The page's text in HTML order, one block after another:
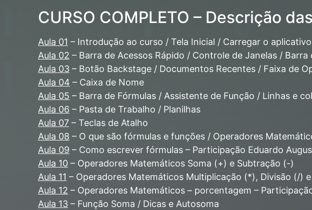
CURSO COMPLETO – Descrição
Aula 01 – Introdução ao curso / Tela Inicial / Carregar o aplicativo
Aula 02 – Barra de Acessos Rápido / Controle de Janelas / Barra
Aula 03 – Botão Backstage / Documentos Recentes / Faixa de
Aula 04 – Caixa de Nome
Aula 05 – Barra de Fórmulas / Assistente de Função / Linhas e
Aula 06 – Pasta de Trabalho / Planilhas
Aula 07 – Teclas de Atalho
Aula 08 – O que são fórmulas e funções / Operadores
Aula 09 – Como escrever fórmulas – Participação Eduardo
Aula 10 – Operadores Matemáticos Soma (+) e Subtração (-)
Aula 11 – Operadores Matemáticos Multiplicação (*), Divisão (/)
Aula 12 – Operadores Matemáticos – porcentagem –
Aula 13 – Função Soma / Dicas e Autosoma